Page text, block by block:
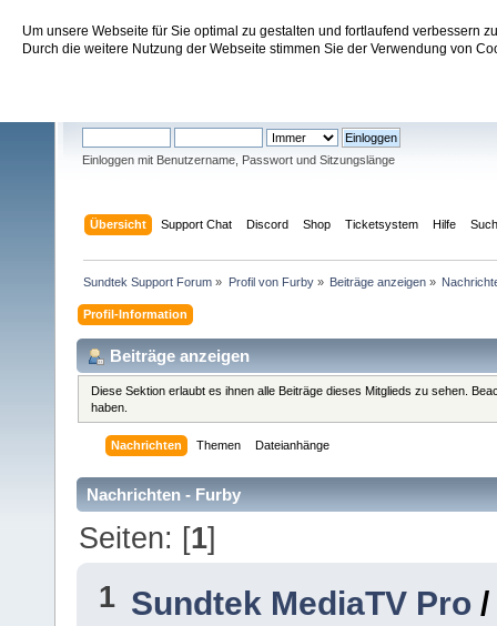
Um unsere Webseite für Sie optimal zu gestalten und fortlaufend verbessern
Durch die weitere Nutzung der Webseite stimmen Sie der Verwendung von
Sundtek Support Forum
Einloggen mit Benutzername, Passwort und Sitzungslänge
Übersicht Support Chat Discord Shop Ticketsystem Hilfe
Sundtek Support Forum » Profil von Furby» Beiträge anzeigen»
Profil-Information
Beiträge anzeigen
Diese Sektion erlaubt es ihnen alle Beiträge dieses Mitglieds zu sehen.
haben.
Nachrichten Themen Dateianhänge
Nachrichten - Furby
Seiten: [1]
1 Sundtek MediaTV Pro